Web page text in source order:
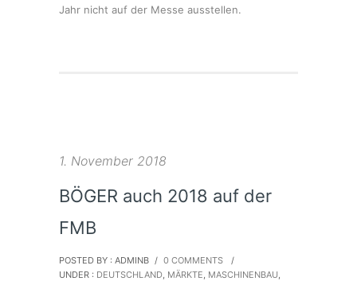
Jahr nicht auf der Messe ausstellen.
1. November 2018
BÖGER auch 2018 auf der
FMB
POSTED BY : ADMINB / 0 COMMENTS
/
UNDER : DEUTSCHLAND, MÄRKTE, MASCHINENBAU,